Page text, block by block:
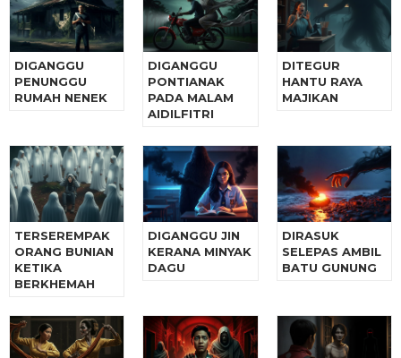
DIGANGGU
PENUNGGU
RUMAH NENEK
DIGANGGU
PONTIANAK
PADA MALAM
AIDILFITRI
DITEGUR
HANTU RAYA
MAJIKAN
TERSEREMPAK
ORANG BUNIAN
KETIKA
BERKHEMAH
DIGANGGU JIN
KERANA MINYAK
DAGU
DIRASUK
SELEPAS AMBIL
BATU GUNUNG